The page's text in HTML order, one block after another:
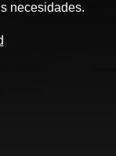
necesidades.